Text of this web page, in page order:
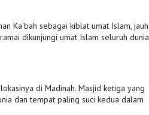
Ka'bah sebagai kiblat umat Islam, jauh
dikunjungi umat Islam seluruh dunia
di Madinah. Masjid ketiga yang
dan tempat paling suci kedua dalam